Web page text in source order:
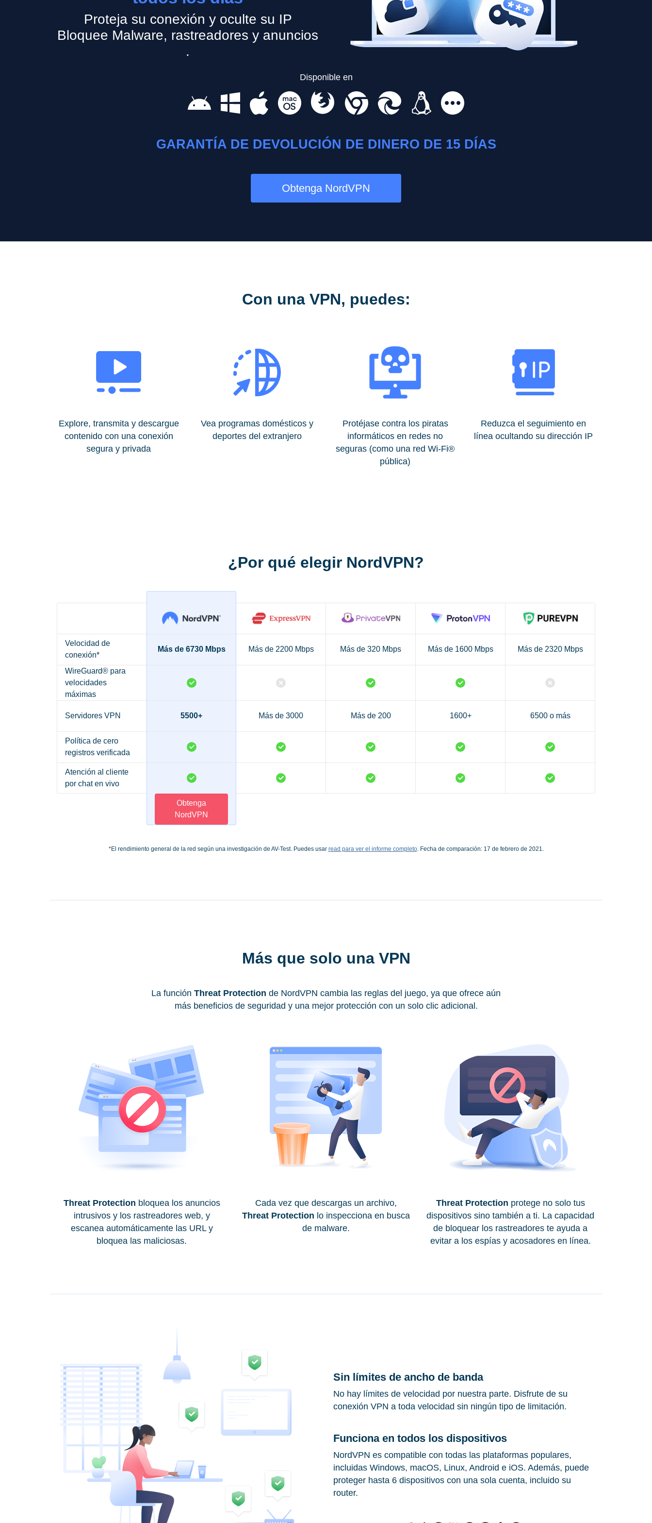
Proteja su conexión y oculte su IP
Bloquee Malware, rastreadores y anuncios
.
Disponible en
GARANTÍA DE DEVOLUCIÓN DE DINERO DE 15 DÍAS
Obtenga NordVPN
Con una VPN, puedes:
Explore, transmita y descargue
contenido con una conexión
segura y privada
Vea programas domésticos y
deportes del extranjero
Protéjase contra los piratas
informáticos en redes no
seguras (como una red Wi-Fi®
pública)
Reduzca el seguimiento en
línea ocultando su dirección IP
¿Por qué elegir NordVPN?
Velocidad de
conexión*
Más de 6730 Mbps Más de 2200 Mbps Más de 320 Mbps Más de 1600 Mbps Más de 2320 Mbps
WireGuard® para
velocidades
máximas
Servidores VPN 5500+ Más de 3000 Más de 200 1600+ 6500 o más
Política de cero
registros verificada
Atención al cliente
por chat en vivo
Obtenga
NordVPN
*El rendimiento general de la red según una investigación de AV-Test. Puedes usar read para ver el informe completo. Fecha de comparación: 17 de febrero de 2021.
Más que solo una VPN
La función Threat Protection de NordVPN cambia las reglas del juego, ya que ofrece aún
más beneficios de seguridad y una mejor protección con un solo clic adicional.
Threat Protection bloquea los anuncios
intrusivos y los rastreadores web, y
escanea automáticamente las URL y
bloquea las maliciosas.
Cada vez que descargas un archivo,
Threat Protection lo inspecciona en busca
de malware.
Threat Protection protege no solo tus
dispositivos sino también a ti. La capacidad
de bloquear los rastreadores te ayuda a
evitar a los espías y acosadores en línea.
Sin límites de ancho de banda
No hay límites de velocidad por nuestra parte. Disfrute de su
conexión VPN a toda velocidad sin ningún tipo de limitación.
Funciona en todos los dispositivos
NordVPN es compatible con todas las plataformas populares,
incluidas Windows, macOS, Linux, Android e iOS. Además, puede
proteger hasta 6 dispositivos con una sola cuenta, incluido su
router.